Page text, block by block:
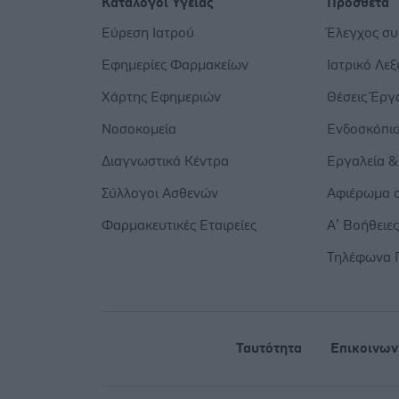
Εύρεση Ιατρού
Εφημερίες Φαρμακείων
Χάρτης Εφημεριών
Νοσοκομεία
Διαγνωστικά Κέντρα
Σύλλογοι Ασθενών
Φαρμακευτικές Εταιρείες
Έλεγχος
Ιατρικό
Θέσεις
Ενδοσκόπιο
Εργαλεία
Αφιέρωμα
Α’ Βοήθειες
Τηλέφωνα
Ταυτότητα